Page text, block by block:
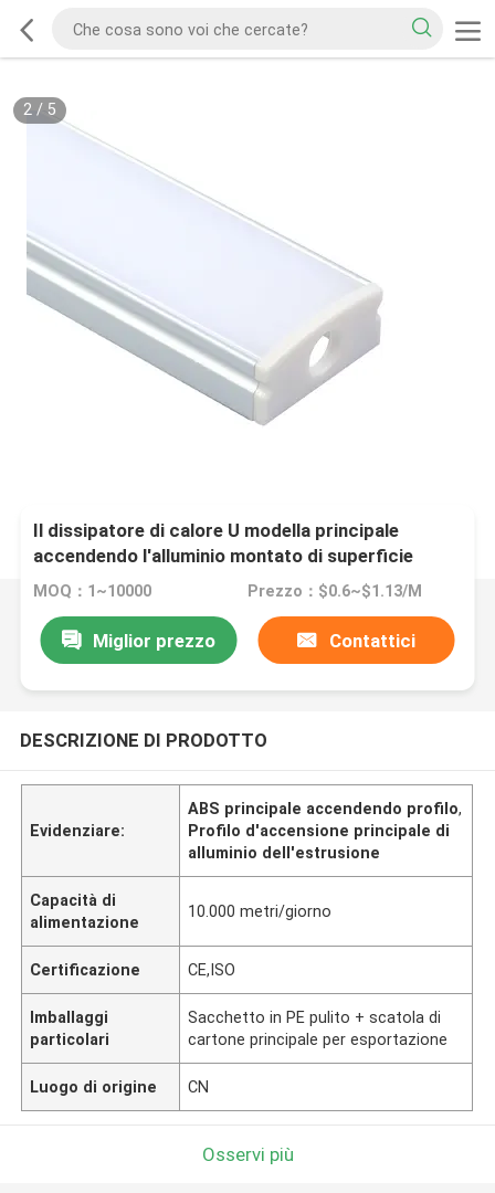
2/ 5
Il dissipatore di calore U modella principale
accendendo l'alluminio montato di superficie
dell'estrusione di profilo
MOQ：1~10000 Prezzo：$0.6~$1.13/M
Miglior prezzo Contattici
DESCRIZIONE DI PRODOTTO
Evidenziare:
ABS principale accendendo profilo,
Profilo d'accensione principale di
alluminio dell'estrusione
Capacità di
alimentazione
10.000 metri/giorno
Certificazione CE,ISO
Imballaggi
particolari
Sacchetto in PE pulito + scatola di
cartone principale per esportazione
Luogo di origine CN
Osservi più